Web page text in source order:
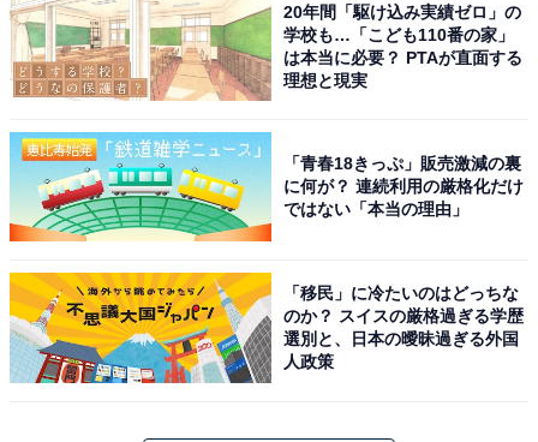
なのでメイクをしても素敵だと思うからです」（福岡県
／30代女性）、「口の形が綺麗なので口紅がよく映えそ
う」（岡山県／30代女性）、「彫りが深くてメイクが映
深くてメイクが映える顔だと思うため」（神奈川県／40
代女性）などと、メイクが生きそうな顔つきであるとの
コメントが見受けられました。
※回答者コメントは原文ママです
＞12位までの全ランキング結果を見る
20年間「駆け込み実績ゼロ」の
学校も…「こども110番の家」
は本当に必要？ PTAが直面する
理想と現実
「青春18きっぷ」販売激減の裏
に何が？ 連続利用の厳格化だけ
ではない「本当の理由」
「移民」に冷たいのはどっちな
のか？ スイスの厳格過ぎる学歴
選別と、日本の曖昧過ぎる外国
人政策